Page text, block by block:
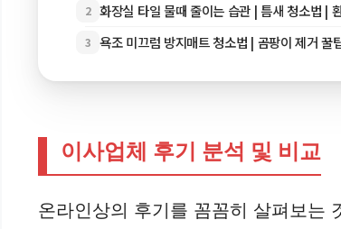
2 화장실 타일 물때 줄이는 습관 | 틈새 청소법 |
3 욕조 미끄럼 방지매트 청소법 | 곰팡이 제거 꿀
이사업체 후기 분석 및 비교
온라인상의 후기를 꼼꼼히 살펴보는